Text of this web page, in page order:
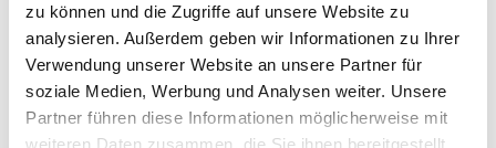
zu können und die Zugriffe auf unsere Website zu
analysieren. Außerdem geben wir Informationen zu Ihrer
Verwendung unserer Website an unsere Partner für
soziale Medien, Werbung und Analysen weiter. Unsere
Partner führen diese Informationen möglicherweise mit
weiteren Daten zusammen, die Sie ihnen bereitgestellt
Stoffgewicht: 330 g/m²
Zertifizierungen: